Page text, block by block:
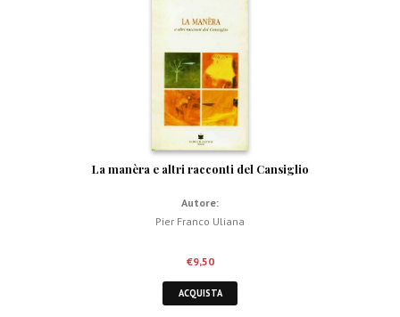
La manèra e altri racconti del Cansiglio
Autore:
Pier Franco Uliana
€9,50
ACQUISTA